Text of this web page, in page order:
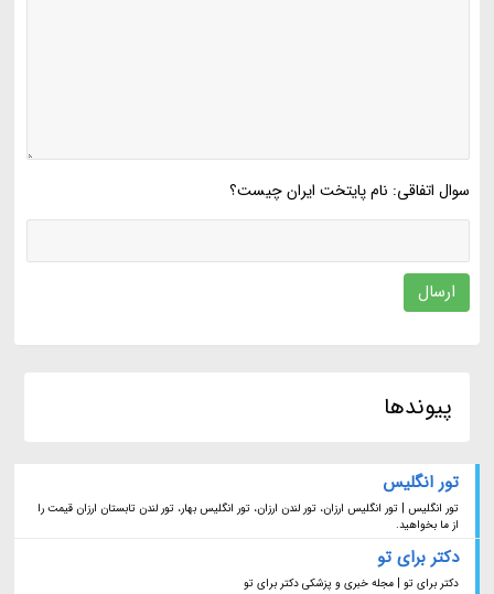
سوال اتفاقی: نام پایتخت ایران چیست؟
ارسال
پیوندها
تور انگلیس
تور انگلیس | تور انگلیس ارزان، تور لندن ارزان، تور انگلیس بهار، تور لندن تابستان ارزان قیمت را
از ما بخواهید.
دکتر برای تو
دکتر برای تو | مجله خبری و پزشکی دکتر برای تو